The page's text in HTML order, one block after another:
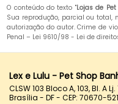
O conteúdo do texto "Lojas de
Sua reprodução, parcial ou total,
autorização do autor. Crime de
Penal – Lei 9610/98 - Lei de
Lex e Lulu - Pet Shop
CLSW 103 Bloco A, 103, Bl. A
Brasília - DF - CEP: 70670-521